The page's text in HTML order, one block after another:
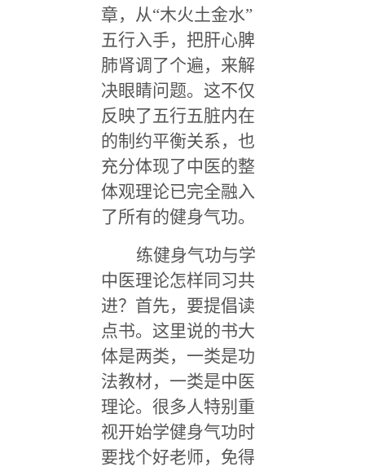
章，从“木火土金水”
五行入手，把肝心脾
肺肾调了个遍，来解
决眼睛问题。这不仅
反映了五行五脏内在
的制约平衡关系，也
充分体现了中医的整
体观理论已完全融入
了所有的健身气功。
练健身气功与学
中医理论怎样同习共
进？首先，要提倡读
点书。这里说的书大
体是两类，一类是功
法教材，一类是中医
理论。很多人特别重
视开始学健身气功时
要找个好老师，免得